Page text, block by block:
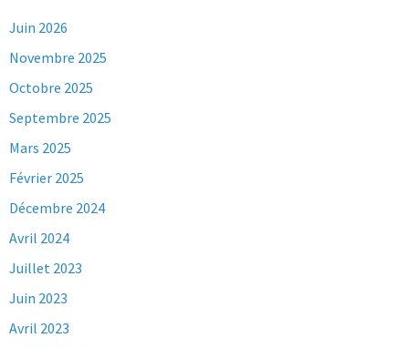
Juin 2026
Novembre 2025
Octobre 2025
Septembre 2025
Mars 2025
Février 2025
Décembre 2024
Avril 2024
Juillet 2023
Juin 2023
Avril 2023